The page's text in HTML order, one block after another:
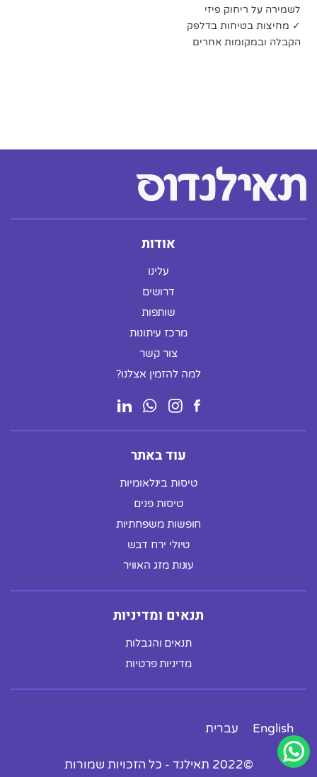
לשמירה על ריחוק פיזי
✓ מחיצות בטיחות בדלפק
הקבלה ובמקומות אחרים
אודות
עלינו
דרושים
שותפות
מרכז עיתונות
צור קשר
למה להזמין אצלנו?
עוד באתר
טיסות בינלאומיות
טיסות פנים
חופשות משפחתיות
טיולי ירח דבש
עונות מזג האוויר
תנאים ומדיניות
תנאים והגבלות
מדיניות פרטיות
English עברית
©2022 תאילנד - כל הזכויות שמורות